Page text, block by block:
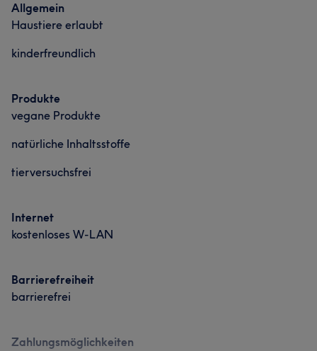
Allgemein
Haustiere erlaubt
kinderfreundlich
Produkte
vegane Produkte
natürliche Inhaltsstoffe
tierversuchsfrei
Internet
kostenloses W-LAN
Barrierefreiheit
barrierefrei
Zahlungsmöglichkeiten